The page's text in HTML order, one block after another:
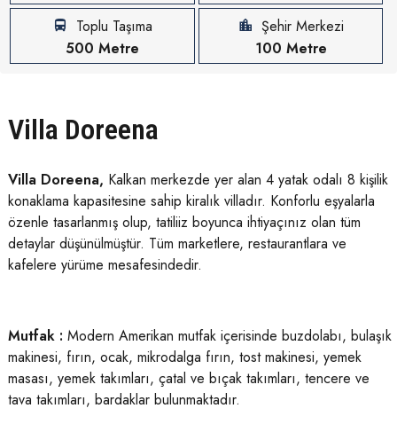
Toplu Taşıma
500 Metre
Şehir Merkezi
100 Metre
Villa Doreena
Villa Doreena, Kalkan merkezde yer alan 4 yatak odalı 8 kişilik
konaklama kapasitesine sahip kiralık villadır. Konforlu eşyalarla
özenle tasarlanmış olup, tatiliiz boyunca ihtiyaçınız olan tüm
detaylar düşünülmüştür. Tüm marketlere, restaurantlara ve
kafelere yürüme mesafesindedir.
Mutfak : Modern Amerikan mutfak içerisinde buzdolabı, bulaşık
makinesi, fırın, ocak, mikrodalga fırın, tost makinesi, yemek
masası, yemek takımları, çatal ve bıçak takımları, tencere ve
tava takımları, bardaklar bulunmaktadır.